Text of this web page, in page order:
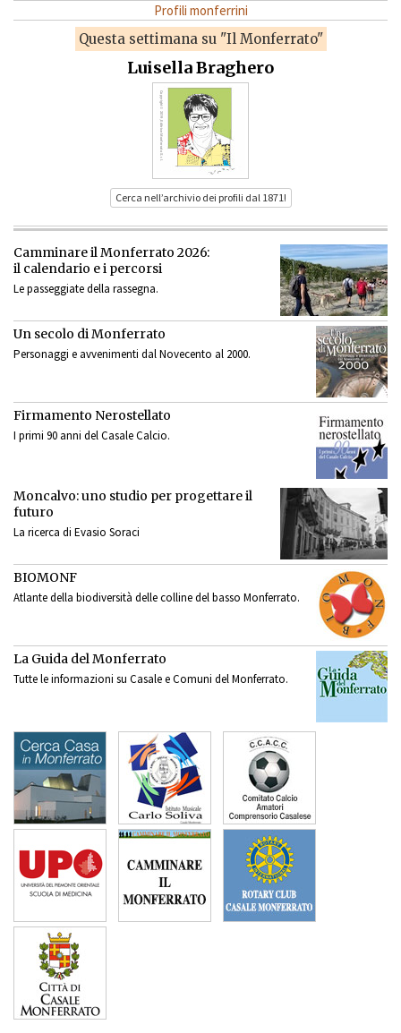
Profili monferrini
Questa settimana su "Il Monferrato"
Luisella Braghero
Cerca nell’archivio dei profili dal 1871!
Camminare il Monferrato 2026:
il calendario e i percorsi
Le passeggiate della rassegna.
Un secolo di Monferrato
Personaggi e avvenimenti dal Novecento al 2000.
Firmamento Nerostellato
I primi 90 anni del Casale Calcio.
Moncalvo: uno studio per progettare il
futuro
La ricerca di Evasio Soraci
BIOMONF
Atlante della biodiversità delle colline del basso Monferrato.
La Guida del Monferrato
Tutte le informazioni su Casale e Comuni del Monferrato.